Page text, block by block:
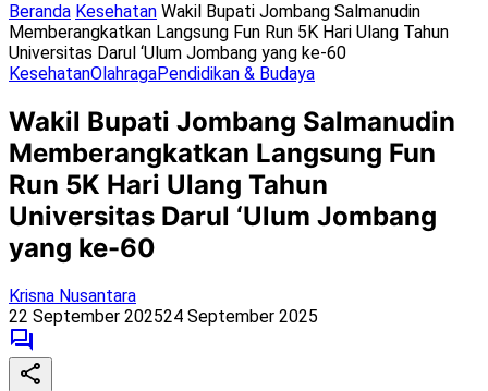
Beranda Kesehatan Wakil Bupati Jombang Salmanudin
Memberangkatkan Langsung Fun Run 5K Hari Ulang Tahun
Universitas Darul ‘Ulum Jombang yang ke-60
KesehatanOlahragaPendidikan & Budaya
Wakil Bupati Jombang Salmanudin
Memberangkatkan Langsung Fun
Run 5K Hari Ulang Tahun
Universitas Darul ‘Ulum Jombang
yang ke-60
Krisna Nusantara
22 September 202524 September 2025